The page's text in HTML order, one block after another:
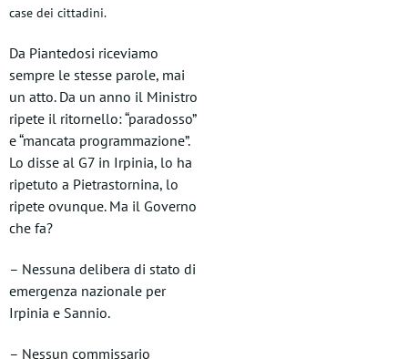
case dei cittadini.
Da Piantedosi riceviamo
sempre le stesse parole, mai
un atto. Da un anno il Ministro
ripete il ritornello: “paradosso”
e “mancata programmazione”.
Lo disse al G7 in Irpinia, lo ha
ripetuto a Pietrastornina, lo
ripete ovunque. Ma il Governo
che fa?
– Nessuna delibera di stato di
emergenza nazionale per
Irpinia e Sannio.
– Nessun commissario